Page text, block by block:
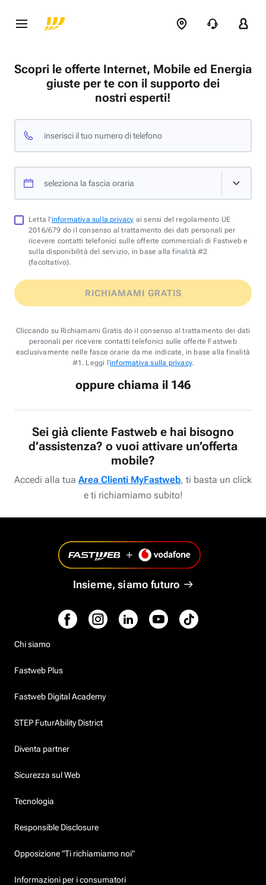
Scopri le offerte Internet, Mobile ed Energia
giuste per te con il supporto dei
nostri esperti!
inserisci il tuo numero di telefono
seleziona la fascia oraria
Letta l'informativa sulla privacy ai sensi del regolamento UE
2016/679 do il consenso al trattamento dei dati personali per
ricevere contatti telefonici sulle offerte commerciali di Fastweb e
sulla disponibilità del servizio, in base alla finalità #2
(facoltativo).
RICHIAMAMI GRATIS
Cliccando su Richiamami Gratis do il consenso al trattamento dei dati
personali per ricevere contatti telefonici sulle offerte Fastweb
esclusivamente nelle fasce orarie da me indicate, in base alla finalità
#1. Leggi l'informativa sulla privacy.
oppure chiama il 146
Sei già cliente Fastweb e hai bisogno
d’assistenza? o vuoi attivare un’offerta
mobile?
Accedi alla tua Area Clienti MyFastweb, ti basta un click
e ti richiamiamo subito!
Insieme, siamo futuro
Chi siamo
Fastweb Plus
Fastweb Digital Academy
STEP FuturAbility District
Diventa partner
Sicurezza sul Web
Tecnologia
Responsible Disclosure
Opposizione "Ti richiamiamo noi"
Informazioni per i consumatori